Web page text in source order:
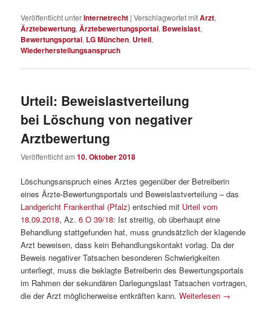
Veröffentlicht unterInternetrecht |Verschlagwortet mitArzt,
Ärztebewertung,Ärztebewertungsportal, Beweislast,
Bewertungsportal, LG München, Urteil,
Wiederherstellungsanspruch
Urteil: Beweislastverteilung
bei Löschung von negativer
Arztbewertung
Veröffentlicht am10. Oktober 2018
Löschungsanspruch eines Arztes gegenüber der Betreiberin
eines Ärzte-Bewertungsportals und Beweislastverteilung – das
Landgericht Frankenthal (Pfalz) entschied mit Urteil vom
18.09.2018, Az.6 O 39/18: Ist streitig, ob überhaupt eine
Behandlung stattgefunden hat, muss grundsätzlich der klagende
Arzt beweisen, dass kein Behandlungskontakt vorlag. Da der
Beweis negativer Tatsachen besonderen Schwierigkeiten
unterliegt, muss die beklagte Betreiberin des Bewertungsportals
im Rahmen der sekundären Darlegungslast Tatsachen vortragen,
die der Arzt möglicherweise entkräften kann.Weiterlesen →